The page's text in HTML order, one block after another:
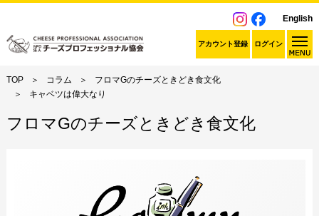
English
アカウント登録 ログイン
TOP コラム
フロマGのチーズときどき食文化
キャベツは偉大なり
フロマGのチーズときどき食文化